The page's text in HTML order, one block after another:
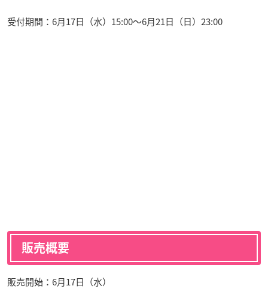
受付期間：6月17日（水）15:00〜6月21日（日）23:00
販売概要
販売開始：6月17日（水）